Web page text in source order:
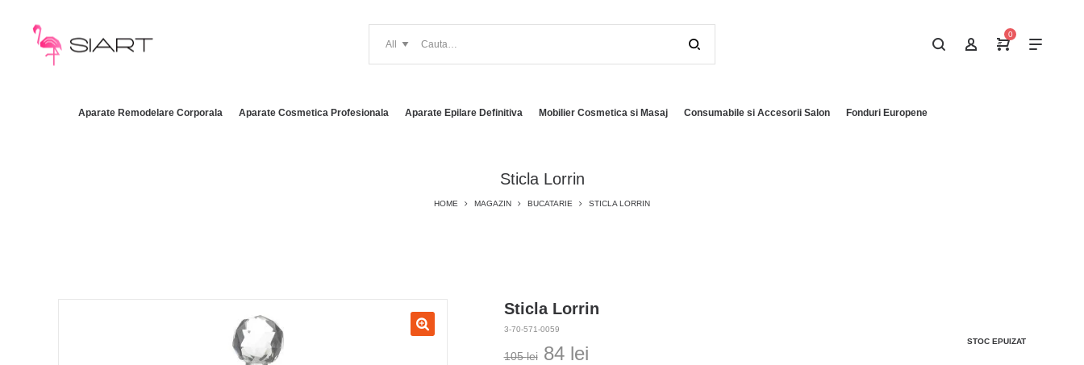
0
Aparate Remodelare Corporala Aparate Cosmetica Profesionala Aparate Epilare Definitiva Mobilier Cosmetica si Masaj Consumabile si Accesorii Salon Fonduri Europene
Sticla Lorrin
HOME MAGAZIN BUCATARIE STICLA LORRIN
Sticla Lorrin
3-70-571-0059
STOC EPUIZAT
105lei Prețul
84 leiPrețul